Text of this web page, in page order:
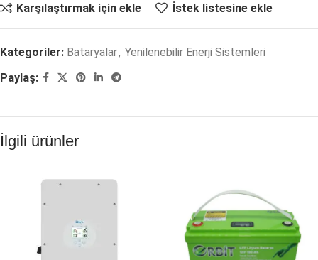
Karşılaştırmak için ekle İstek listesine ekle
Kategoriler: Bataryalar, Yenilenebilir Enerji Sistemleri
Paylaş:
İlgili ürünler